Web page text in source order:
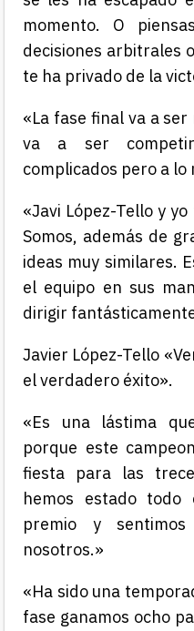
momento. O
decisiones arbitrales
te ha privado de la
«La fase final va a
va a ser
complicados pero a lo
«Javi López-Tello y
Somos, además de
ideas muy similares.
el equipo en sus
dirigir
Javier López-Tello
el verdadero éxito».
«Es una lástima
porque este
fiesta para las
hemos estado
premio y
nosotros.»
«Ha sido una
fase ganamos ocho